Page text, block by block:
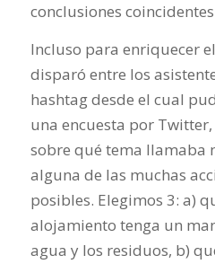
conclusiones
Incluso para enriquecer
disparó entre los
hashtag desde el cual
una encuesta por
sobre qué tema llamaba
alguna de las muchas
posibles. Elegimos 3: a)
alojamiento tenga un
agua y los residuos, b)